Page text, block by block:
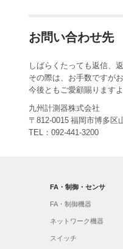
お問い合わせ先
しばらくたっても返信、
その際は、お手数ですが
今後ともご愛顧賜ります
九州計測器株式会社
〒812-0015 福岡市博多区
TEL：092-441-3200
FA・制御・センサ
FA・制御機器
ネットワーク機器
スイッチ